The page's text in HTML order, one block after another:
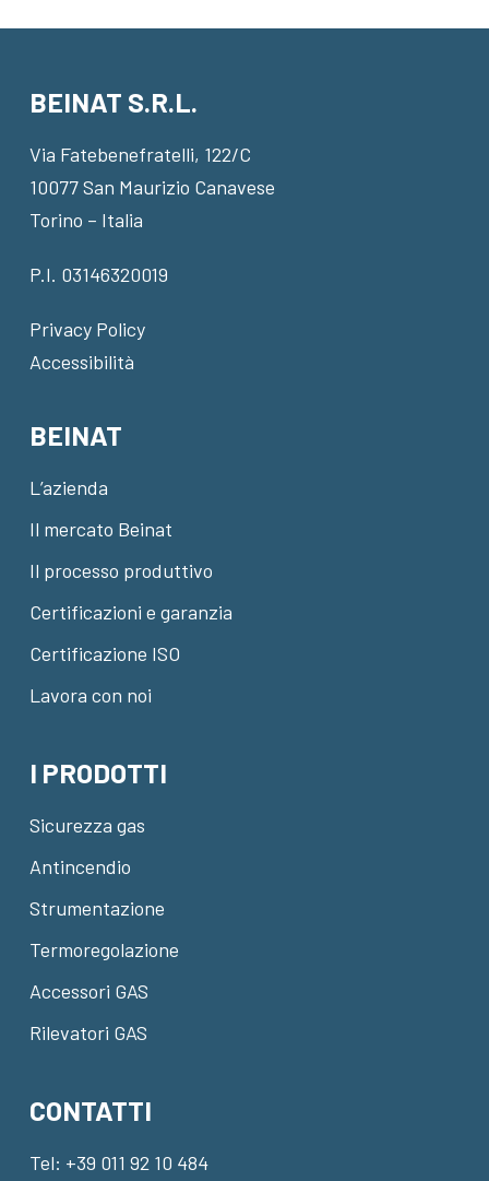
BEINAT S.R.L.
Via Fatebenefratelli, 122/C
10077 San Maurizio Canavese
Torino – Italia
P.I. 03146320019
Privacy Policy
Accessibilità
BEINAT
L’azienda
Il mercato Beinat
Il processo produttivo
Certificazioni e garanzia
Certificazione ISO
Lavora con noi
I PRODOTTI
Sicurezza gas
Antincendio
Strumentazione
Termoregolazione
Accessori GAS
Rilevatori GAS
CONTATTI
Tel: +39 011 92 10 484